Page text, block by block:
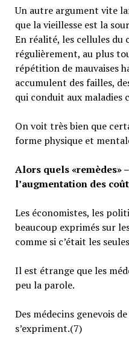
Un autre argument vite
que la vieillesse est la
En réalité, les cellules du
régulièrement, au plus
répétition de mauvaises
accumulent des failles,
qui conduit aux maladies
On voit très bien que
forme physique et
Alors quels «remèdes»
l’augmentation des
Les économistes, les
beaucoup exprimés sur
comme si c’était les
Il est étrange que les
peu la parole.
Des médecins genevois
s’expriment.(7)